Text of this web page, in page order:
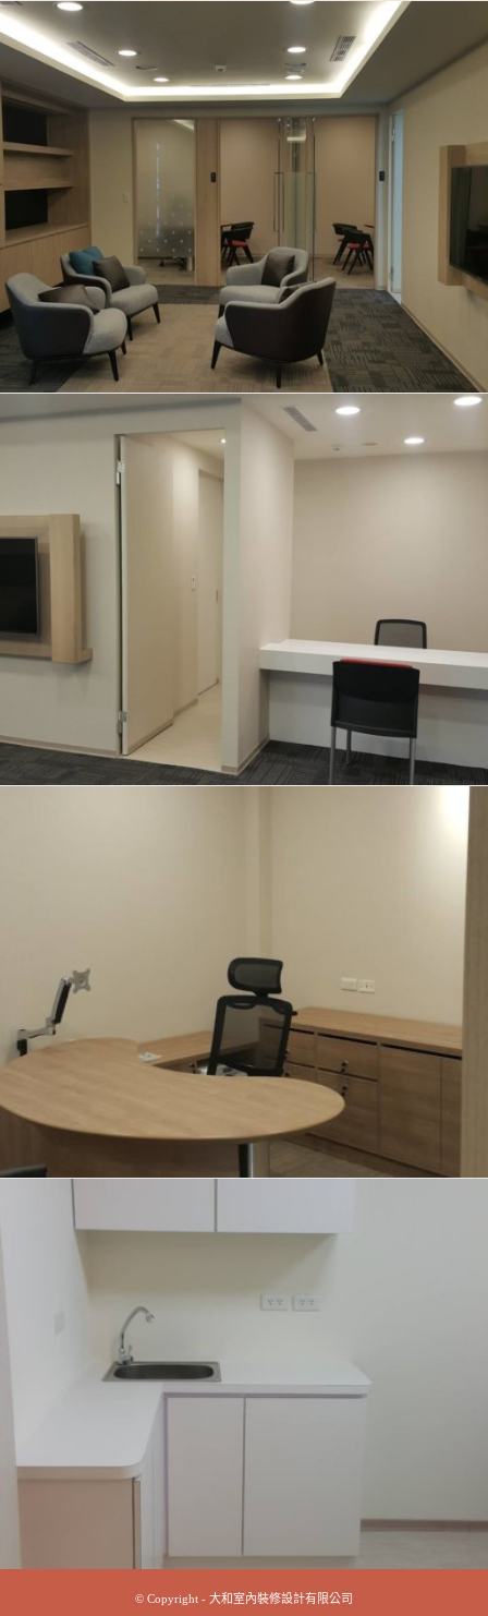
© Copyright - 大和室內裝修設計有限公司